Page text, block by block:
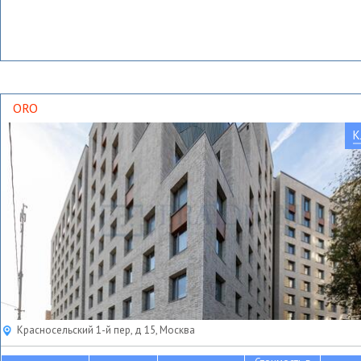
ORO
Красносельский 1-й пер, д 15, Москва